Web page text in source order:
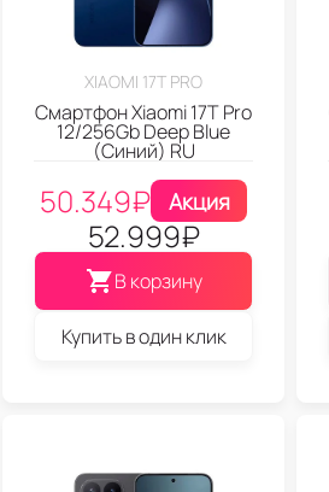
XIAOMI 17T PRO
Смартфон Xiaomi 17T Pro
12/256Gb Deep Blue
(Синий) RU
50.349₽ Акция
52.999₽
В корзину
Купить в один клик